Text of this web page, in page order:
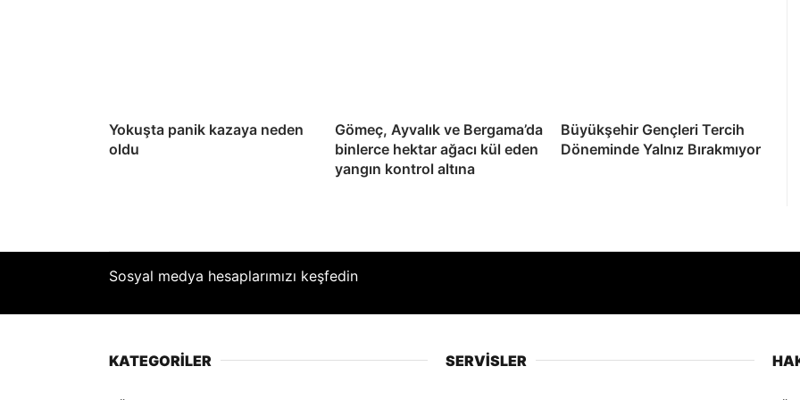
Yokuşta panik kazaya neden
oldu
Gömeç, Ayvalık ve Bergama’da
binlerce hektar ağacı kül eden
yangın kontrol altına
Büyükşehir Gençleri Tercih
Döneminde Yalnız Bırakmıyor
Sosyal medya hesaplarımızı keşfedin
KATEGORİLER SERVİSLER